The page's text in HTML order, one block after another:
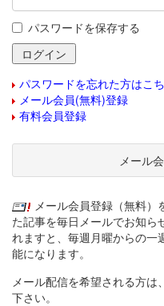
パスワードを保存する
パスワードを忘れた方はこ
メール会員(無料)登録
有料会員登録
メール
メール会員登録（無料）
た記事を毎日メールでお知ら
れますと、毎週月曜からの一
能になります。
メール配信を希望される方は
下さい。